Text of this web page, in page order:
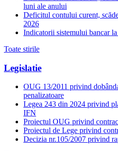
luni ale anului
Deficitul contului curent,
2026
Indicatorii sistemului bancar
Toate stirile
Legislatie
OUG 13/2011 privind
penalizatoare
Legea 243 din 2024 privind
IFN
Proiectul OUG privind
Proiectul de Lege privind
Decizia nr.105/2007 privind